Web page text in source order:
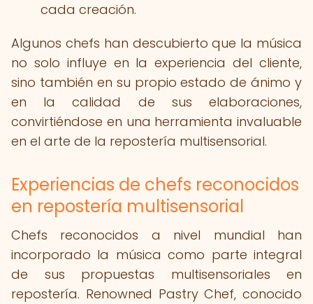
cada creación.
Algunos chefs han descubierto que la música
no solo influye en la experiencia del cliente,
sino también en su propio estado de ánimo y
en la calidad de sus elaboraciones,
convirtiéndose en una herramienta invaluable
en el arte de la repostería multisensorial.
Experiencias de chefs reconocidos
en repostería multisensorial
Chefs reconocidos a nivel mundial han
incorporado la música como parte integral
de sus propuestas multisensoriales en
repostería. Renowned Pastry Chef, conocido